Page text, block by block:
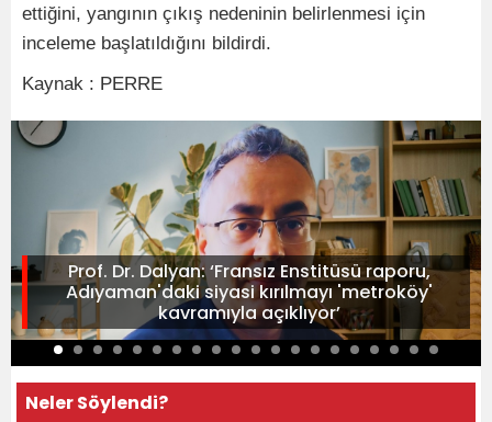
ettiğini, yangının çıkış nedeninin belirlenmesi için
inceleme başlatıldığını bildirdi.
Kaynak : PERRE
Prof. Dr. Dalyan: ‘Fransız Enstitüsü raporu,
Adıyaman'daki siyasi kırılmayı 'metroköy'
kavramıyla açıklıyor’
Neler Söylendi?